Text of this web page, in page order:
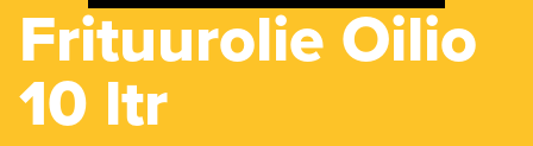
Frituurolie Oilio
10 ltr